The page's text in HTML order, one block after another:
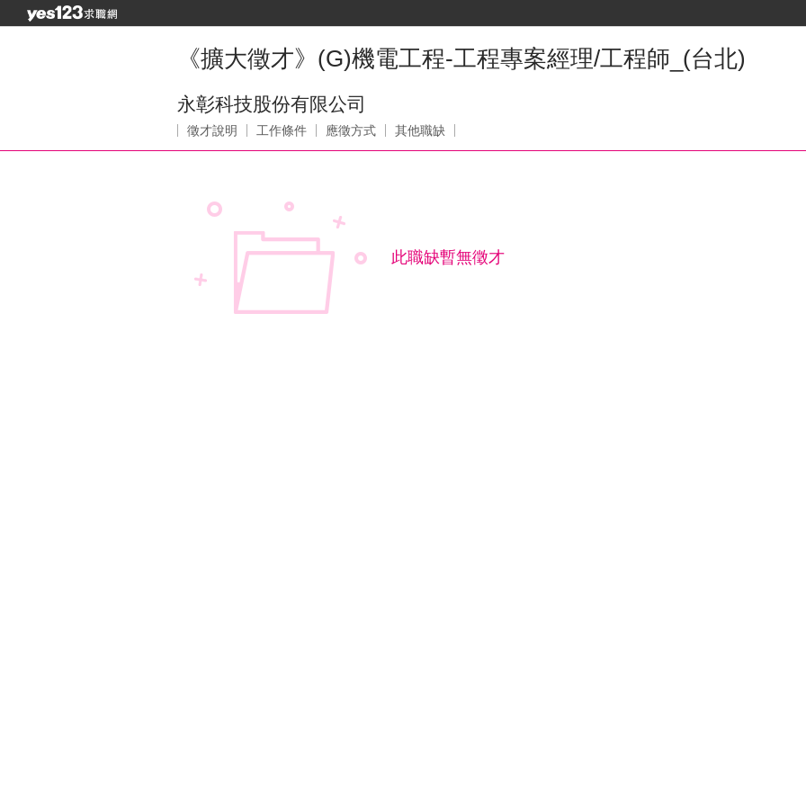
《擴大徵才》(G)機電工程-工程專案經理/工程師_(台北)
永彰科技股份有限公司
徵才說明 工作條件 應徵方式 其他職缺
此職缺暫無徵才